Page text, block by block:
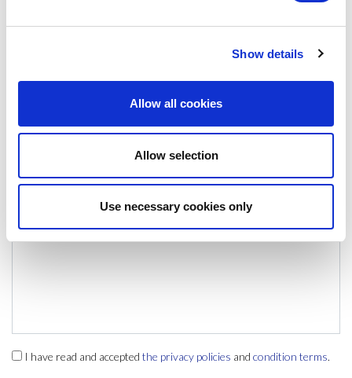
Show details
Allow all cookies
Allow selection
Use necessary cookies only
Comment
I have read and accepted the privacy policies and condition terms.